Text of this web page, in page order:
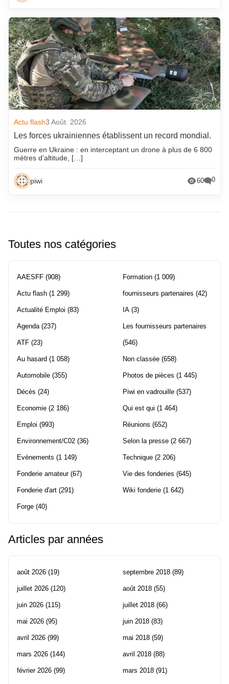
Actu flash3 Août. 2026
Les forces ukrainiennes établissent un record mondial.
Guerre en Ukraine : en interceptant un drone à plus de 6 800
mètres d’altitude, […]
piwi 60 0
Toutes nos catégories
AAESFF (908)
Actu flash (1 299)
Actualité Emploi (83)
Agenda (237)
ATF (23)
Au hasard (1 058)
Automobile (355)
Décès (24)
Economie (2 186)
Emploi (993)
Environnement/C02 (36)
Evènements (1 149)
Fonderie amateur(67)
Fonderie d'art (291)
Forge (40)
Formation (1 009)
fournisseurs partenaires (42)
IA (3)
Les fournisseurs partenaires
(546)
Non classée (658)
Photos de pièces (1 445)
Piwi en vadrouille (537)
Qui est qui (1 464)
Réunions (652)
Selon la presse (2 667)
Technique (2 206)
Vie des fonderies (645)
Wiki fonderie (1 642)
Articles par années
août 2026 (19)
juillet 2026 (120)
juin 2026 (115)
mai 2026 (95)
avril 2026 (99)
mars 2026 (144)
février 2026 (99)
septembre 2018 (89)
août 2018 (55)
juillet 2018 (66)
juin 2018 (83)
mai 2018 (59)
avril 2018 (88)
mars 2018 (91)